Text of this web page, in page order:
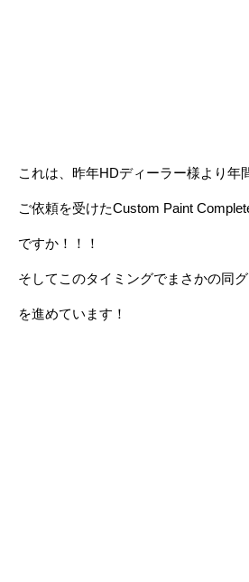
これは、昨年HDディーラー様より年
ご依頼を受けたCustom Paint
ですか！！！
そしてこのタイミングでまさかの同
を進めています！